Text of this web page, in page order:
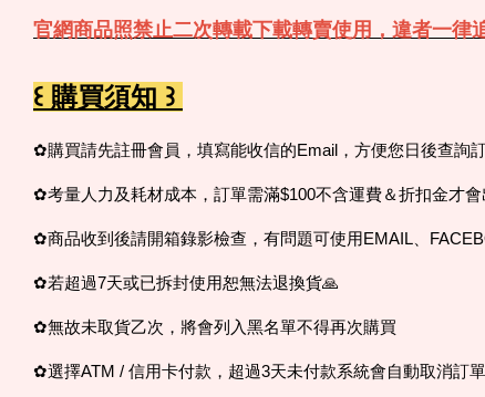
官網商品照禁止二次轉載下載轉賣使用，違者一律
꒰ 購買須知 ꒱
✿購買請先註冊會員，填寫能收信的Email，方便您日後查詢
✿考量人力及耗材成本，訂單需滿$100不含運費＆折扣金才會
✿商品收到後請開箱錄影檢查，有問題可使用EMAIL、
✿若超過7天或已拆封使用恕無法退換貨🙏
✿無故未取貨乙次，將會列入黑名單不得再次購買
✿選擇ATM / 信用卡付款，超過3天未付款系統會自動取消訂單